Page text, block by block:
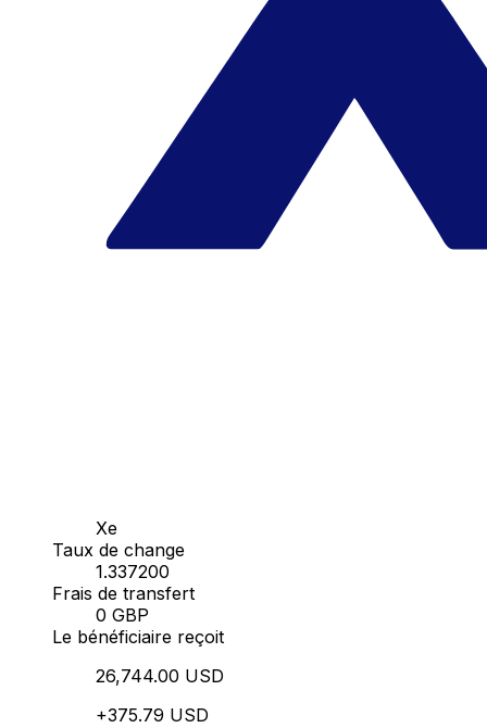
Xe
Taux de change
1.337200
Frais de transfert
0 GBP
Le bénéficiaire reçoit
26,744.00 USD
+375.79 USD